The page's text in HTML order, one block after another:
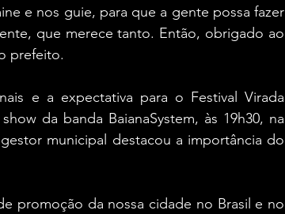
e nos guie, para que a gente possa fazer
que merece tanto. Então, obrigado ao
prefeito.
e a expectativa para o Festival Virada
da banda BaianaSystem, às 19h30, na
municipal destacou a importância do
promoção da nossa cidade no Brasil e no